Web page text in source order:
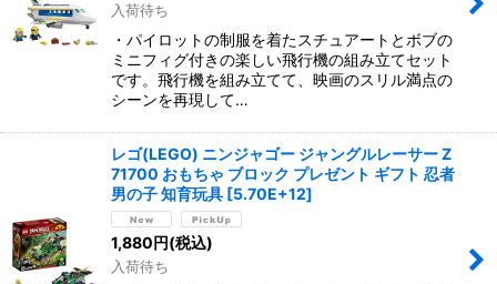
入荷待ち
・パイロットの制服を着たスチュアートとボブの
ミニフィグ付きの楽しい飛行機の組み立てセット
です。飛行機を組み立てて、映画のスリル満点の
シーンを再現して…
レゴ(LEGO) ニンジャゴー ジャングルレーサー Z
71700 おもちゃ ブロック プレゼント ギフト 忍者
男の子 知育玩具 [5.70E+12]
1,880円(税込)
入荷待ち